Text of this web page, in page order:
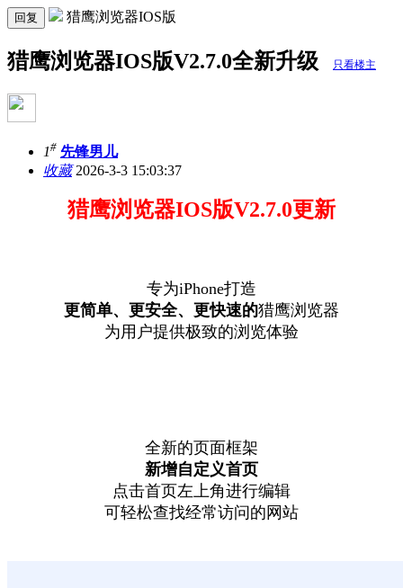
回复 猎鹰浏览器IOS版
猎鹰浏览器IOS版V2.7.0全新升级 只看楼主
1# 先锋男儿
收藏2026-3-3 15:03:37
猎鹰浏览器IOS版V2.7.0更新
专为iPhone打造
更简单、更安全、更快速的猎鹰浏览器
为用户提供极致的浏览体验
全新的页面框架
新增自定义首页
点击首页左上角进行编辑
可轻松查找经常访问的网站